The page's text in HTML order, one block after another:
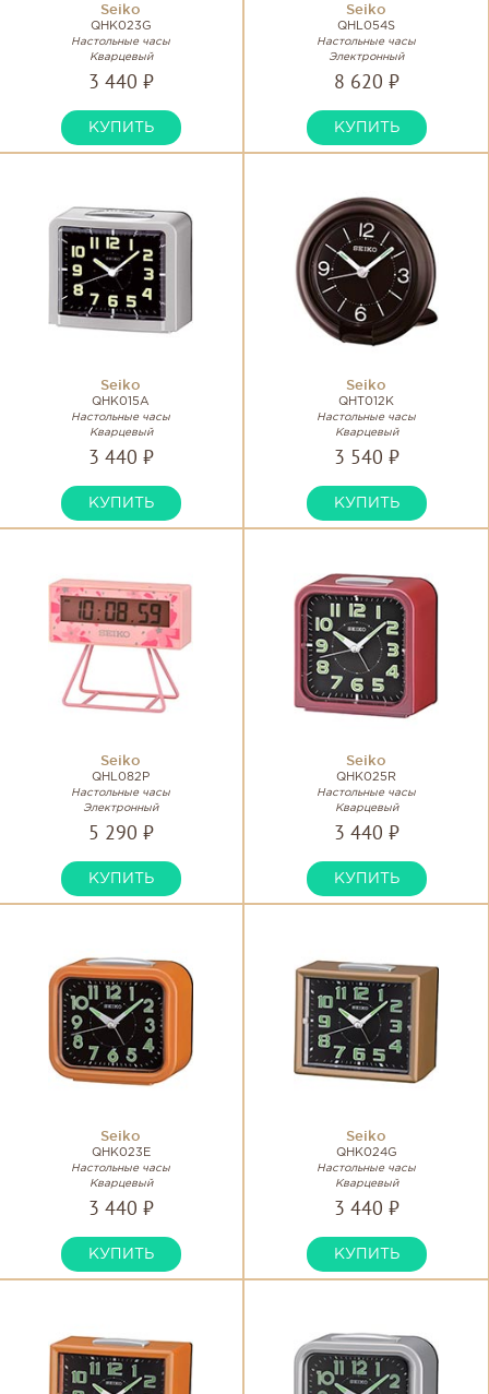
Seiko
QHK023G
Настольные часы
Кварцевый
3 440 ₽
КУПИТЬ
Seiko
QHL054S
Настольные часы
Электронный
8 620 ₽
КУПИТЬ
Seiko
QHK015A
Настольные часы
Кварцевый
3 440 ₽
КУПИТЬ
Seiko
QHT012K
Настольные часы
Кварцевый
3 540 ₽
КУПИТЬ
Seiko
QHL082P
Настольные часы
Электронный
5 290 ₽
КУПИТЬ
Seiko
QHK025R
Настольные часы
Кварцевый
3 440 ₽
КУПИТЬ
Seiko
QHK023E
Настольные часы
Кварцевый
3 440 ₽
КУПИТЬ
Seiko
QHK024G
Настольные часы
Кварцевый
3 440 ₽
КУПИТЬ